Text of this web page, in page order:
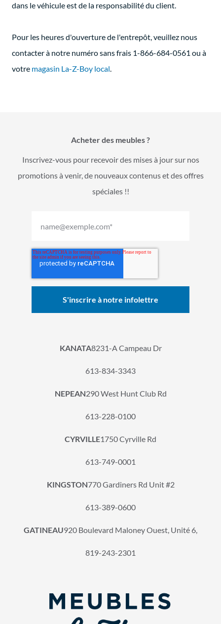
dans le véhicule est de la responsabilité du client.
Pour les heures d'ouverture de l'entrepôt, veuillez nous
contacter à notre numéro sans frais 1-866-684-0561 ou à
votre magasin La-Z-Boy local.
Acheter des meubles ?
Inscrivez-vous pour recevoir des mises à jour sur nos
promotions à venir, de nouveaux contenus et des offres
spéciales !!
KANATA8231-A Campeau Dr
613-834-3343
NEPEAN290 West Hunt Club Rd
613-228-0100
CYRVILLE1750 Cyrville Rd
613-749-0001
KINGSTON770 Gardiners Rd Unit #2
613-389-0600
GATINEAU920 Boulevard Maloney Ouest, Unité 6,
819-243-2301